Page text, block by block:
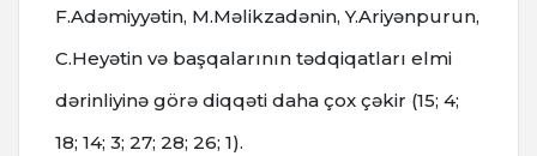
F.Adəmiyyətin, M.Məlikzadənin, Y.Ariyənpurun,
C.Heyətin və başqalarının tədqiqatları elmi
dərinliyinə görə diqqəti daha çox çəkir (15; 4;
18; 14; 3; 27; 28; 26; 1).